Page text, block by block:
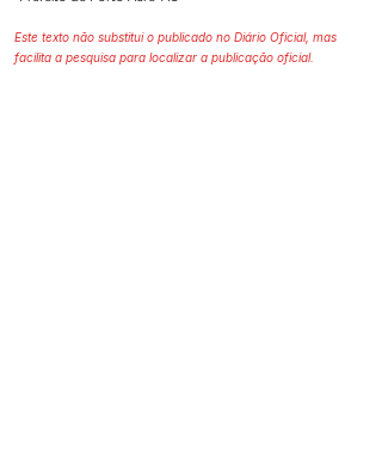
Este texto não substitui o publicado no Diário Oficial, mas
facilita a pesquisa para localizar a publicação oficial.